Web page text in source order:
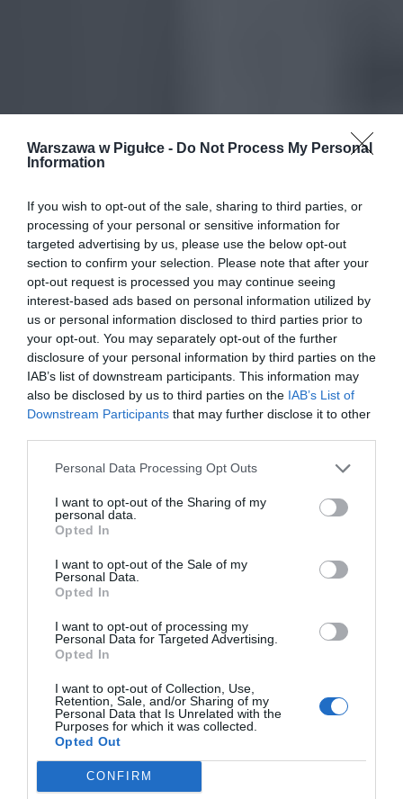
Warszawa w Pigułce - Do Not Process My Personal
Information
If you wish to opt-out of the sale, sharing to third parties, or
processing of your personal or sensitive information for
targeted advertising by us, please use the below opt-out
section to confirm your selection. Please note that after your
opt-out request is processed you may continue seeing
interest-based ads based on personal information utilized by
us or personal information disclosed to third parties prior to
your opt-out. You may separately opt-out of the further
disclosure of your personal information by third parties on the
IAB’s list of downstream participants. This information may
also be disclosed by us to third parties on the IAB’s List of
Downstream Participants that may further disclose it to other
Personal Data Processing Opt Outs
I want to opt-out of the Sharing of my
personal data.
Opted In
I want to opt-out of the Sale of my
Personal Data.
Opted In
I want to opt-out of processing my
Personal Data for Targeted Advertising.
Opted In
I want to opt-out of Collection, Use,
Retention, Sale, and/or Sharing of my
Personal Data that Is Unrelated with the
Purposes for which it was collected.
Opted Out
CONFIRM